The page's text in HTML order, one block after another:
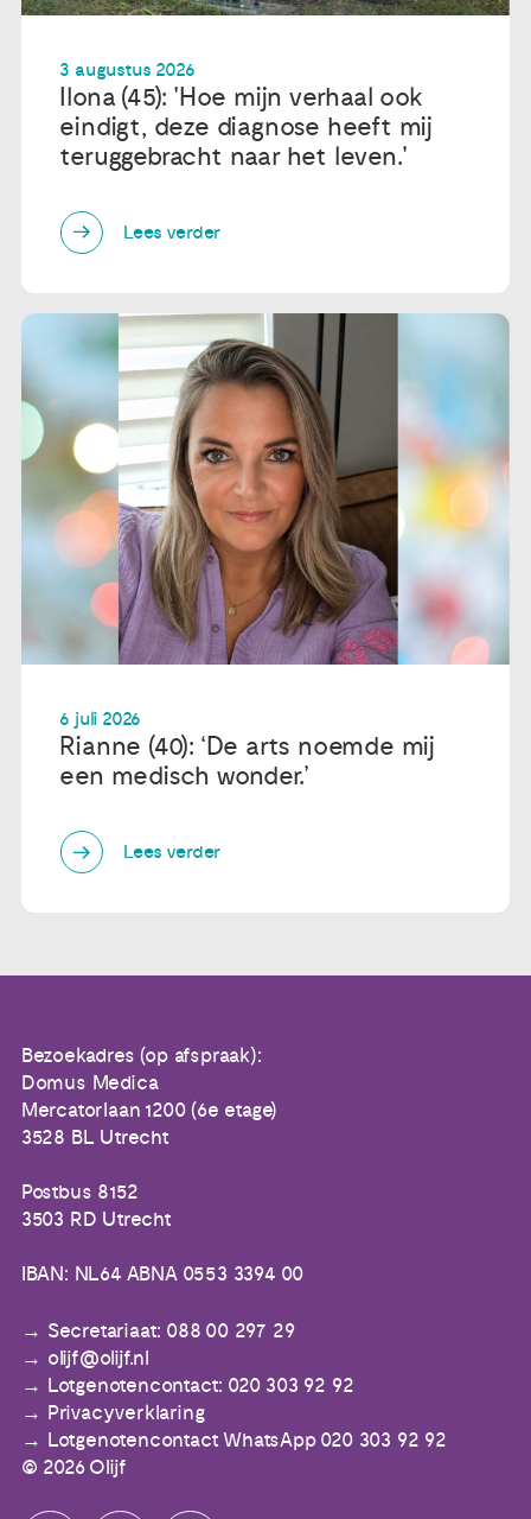
3 augustus 2026
Ilona (45): 'Hoe mijn verhaal ook
eindigt, deze diagnose heeft mij
teruggebracht naar het leven.'
Lees verder
6 juli 2026
Rianne (40): ‘De arts noemde mij
een medisch wonder.’
Lees verder
Bezoekadres (op afspraak):
Domus Medica
Mercatorlaan 1200 (6e etage)
3528 BL Utrecht
Postbus 8152
3503 RD Utrecht
IBAN: NL64 ABNA 0553 3394 00
Secretariaat: 088 00 297 29
olijf@olijf.nl
Lotgenotencontact: 020 303 92 92
Privacyverklaring
Lotgenotencontact WhatsApp 020 303 92 92
© 2026 Olijf